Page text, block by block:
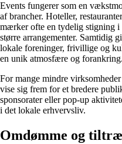
Events fungerer som en
af brancher. Hoteller,
mærker ofte en tydelig stigning
større arrangementer. Samtidig
lokale foreninger, frivillige og
en unik atmosfære og forankring.
For mange mindre
vise sig frem for et bredere
sponsorater eller pop-up
i det lokale erhvervsliv.
Omdømme og